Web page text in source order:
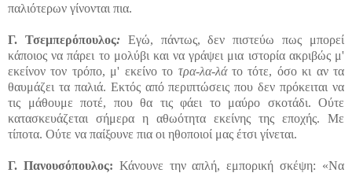
παλιότερων γίνονται πια.
Γ. Τσεμπερόπουλος:Εγώ, πάντως, δεν πιστεύω πως μπορεί
κάποιος να πάρει το μολύβι και να γράψει μια ιστορία ακριβώς μ'
εκείνον τον τρόπο, μ' εκείνο το τρα-λα-λάτο τότε, όσο κι αν τα
θαυμάζει τα παλιά. Εκτός από περιπτώσεις που δεν πρόκειται να
τις μάθουμε ποτέ, που θα τις φάει το μαύρο σκοτάδι. Ούτε
κατασκευάζεται σήμερα η αθωότητα εκείνης της εποχής. Με
τίποτα. Ούτε να παίξουνε πια οι ηθοποιοί μας έτσι γίνεται.
Γ. Πανουσόπουλος: Κάνουνε την απλή, εμπορική σκέψη: «Να